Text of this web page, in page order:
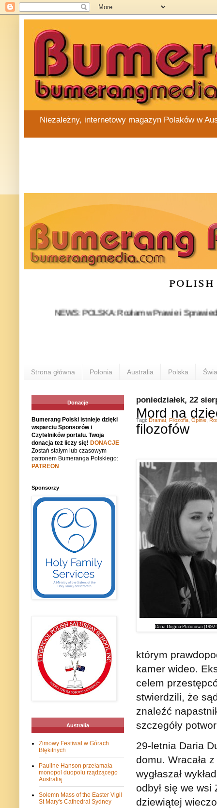
Niezależny, internetowy magazyn Polaków w
NEWS: POLSKA: Rozłam w Prawie i
Strona główna Polonia Australia Polska
poniedziałek, 22
Mord na
filozofów
Daria Dugina-Płatonowa
którym
kamer wideo.
celem
stwierdzili, że
znaleźć
szczegóły
29-letnia Daria
domu. Wracała
wygłaszał
odbył się we wsi
dziewiątej
Tagi: Dramat Filozofia Opinie
Donacje
Bumerang Polski istnieje dzięki
wsparciu Sponsorów i
Czytelników portalu. Twoja
donacja też liczy się! DONACJE
Zostań stałym lub czasowym
patronem Bumeranga Polskiego:
PATREON
Sponsorzy
Australia
Zimowy Festiwal w Górach
Błękitnych
Pauline Hanson przełamała
monopol duopolu rządzącego
Australią
Solemn Mass of the Easter Vigil
St Mary's Cathedral Sydney